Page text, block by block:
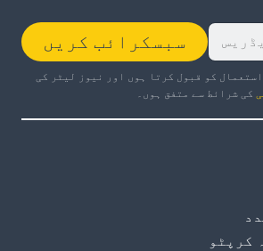
سبسکرائب کریں
کو قبول کرتا ہوں اور نیوز لیٹر کی
کی شرائط سے متفق ہوں۔
کرپٹو